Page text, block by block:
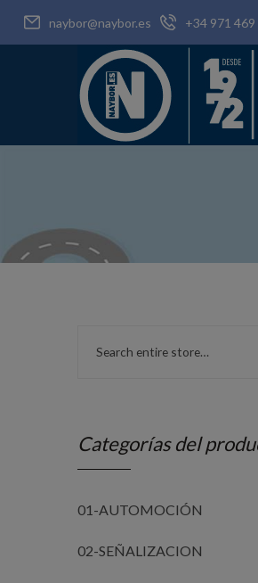
naybor@naybor.es +34 971 469
Categorías del
01-AUTOMOCIÓN
02-SEÑALIZACION